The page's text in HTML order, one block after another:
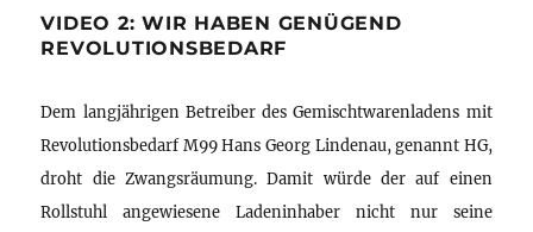
VIDEO 2: WIR HABEN GENÜGEND
REVOLUTIONSBEDARF
Dem langjährigen Betreiber des Gemischtwarenladens mit
Revolutionsbedarf M99 Hans Georg Lindenau, genannt HG,
droht die Zwangsräumung. Damit würde der auf einen
Rollstuhl angewiesene Ladeninhaber nicht nur seine